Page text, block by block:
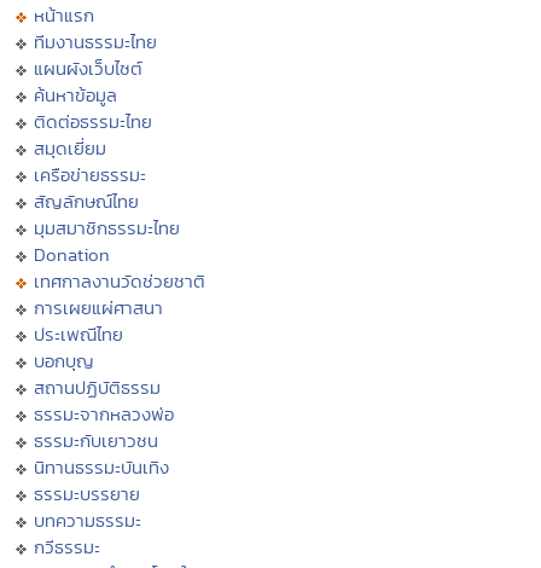
หน้าแรก
ทีมงานธรรมะไทย
แผนผังเว็บไซต์
ค้นหาข้อมูล
ติดต่อธรรมะไทย
สมุดเยี่ยม
เครือข่ายธรรมะ
สัญลักษณ์ไทย
มุมสมาชิกธรรมะไทย
Donation
เทศกาลงานวัดช่วยชาติ
การเผยแผ่ศาสนา
ประเพณีไทย
บอกบุญ
สถานปฏิบัติธรรม
ธรรมะจากหลวงพ่อ
ธรรมะกับเยาวชน
นิทานธรรมะบันเทิง
ธรรมะบรรยาย
บทความธรรมะ
กวีธรรมะ